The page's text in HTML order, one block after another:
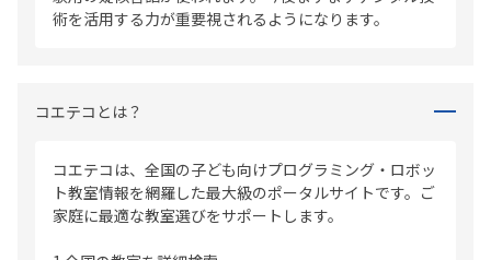
術を活用する力が重要視されるようになります。
コエテコとは？
コエテコは、全国の子ども向けプログラミング・ロボッ
ト教室情報を網羅した最大級のポータルサイトです。ご
家庭に最適な教室選びをサポートします。